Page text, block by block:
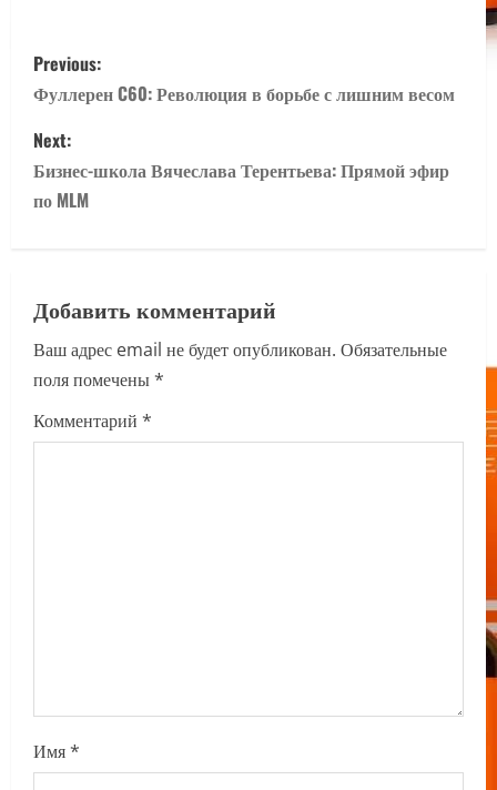
P
o
s
t
v
i
g
Previous:
Фуллерен C60: Революция в борьбе с лишним весом
Next:
Бизнес-школа Вячеслава Терентьева: Прямой эфир
по MLM
Добавить комментарий
Ваш адрес email не будет опубликован. Обязательные
поля помечены*
Комментарий *
Имя*